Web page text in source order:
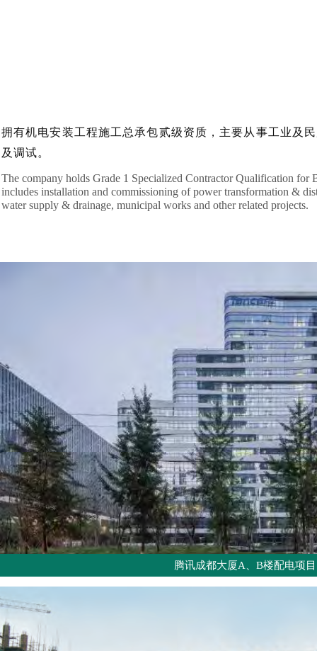
拥有机电安装工程施工总承包贰级资质，主要从事工业及
及调试。
The company holds Grade 1 Specialized Contractor Qualification
includes installation and commissioning of power transformation &
water supply & drainage, municipal works and other related projects.
腾讯成都大厦A、B楼配电项目